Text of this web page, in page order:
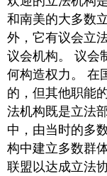
和南美的大多数
外，它有议会立
议会机构。 议会
何构造权力。 在
的，但其他职能
法机构既是立法
中，由当时的多
构中建立多数群
联盟以达成立法